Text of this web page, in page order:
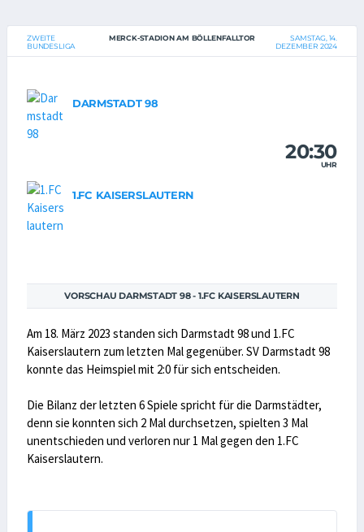
ZWEITE
BUNDESLIGA
MERCK-STADION AM BÖLLENFALLTOR
SAMSTAG, 14.
DEZEMBER 2024
DARMSTADT 98
20:30
UHR
1.FC KAISERSLAUTERN
VORSCHAU DARMSTADT 98 - 1.FC KAISERSLAUTERN
Am 18. März 2023 standen sich Darmstadt 98 und 1.FC
Kaiserslautern zum letzten Mal gegenüber. SV Darmstadt 98
konnte das Heimspiel mit 2:0 für sich entscheiden.
Die Bilanz der letzten 6 Spiele spricht für die Darmstädter,
denn sie konnten sich 2 Mal durchsetzen, spielten 3 Mal
unentschieden und verloren nur 1 Mal gegen den 1.FC
Kaiserslautern.